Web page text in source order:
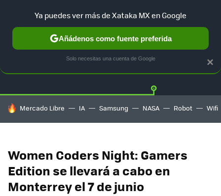
Twitter
HOY SE HABLA DE
Mercado Libre IA Samsung NASA Robot Wifi
Women Coders Night: Gamers
Edition se llevará a cabo en
Monterrey el 7 de junio
×
Ya puedes ver más de Xataka MX en Google
Añádenos como fuente preferida
Solo necesitas una cuenta de Google